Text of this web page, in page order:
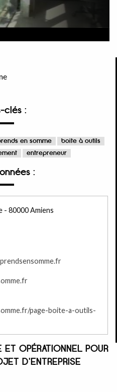
clés :
en somme
boite à outils
entrepreneur
:
- 80000 Amiens
page-boite-a-outils-
OPÉRATIONNEL POUR
D'ENTREPRISE